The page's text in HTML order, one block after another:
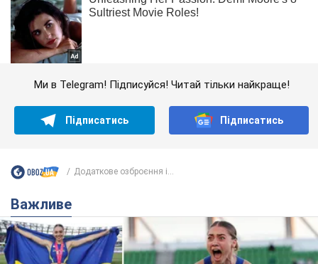
Ми в Telegram! Підписуйся! Читай тільки найкраще!
Підписатись Підписатись
Додаткове озброєння і...
Важливе